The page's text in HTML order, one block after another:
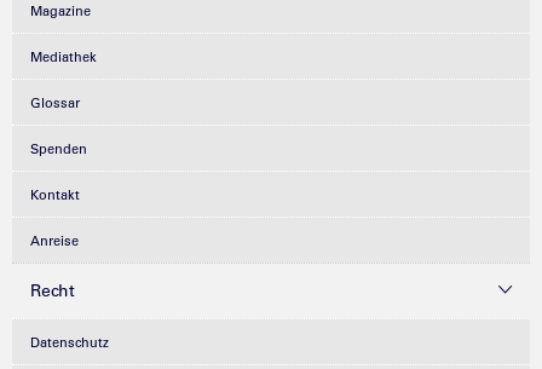
Magazine
Mediathek
Glossar
Spenden
Kontakt
Anreise
Recht
Datenschutz